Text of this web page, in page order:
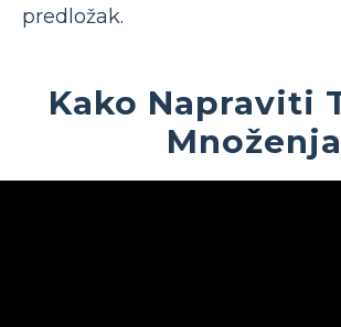
predložak.
Kako Napraviti
Množenja